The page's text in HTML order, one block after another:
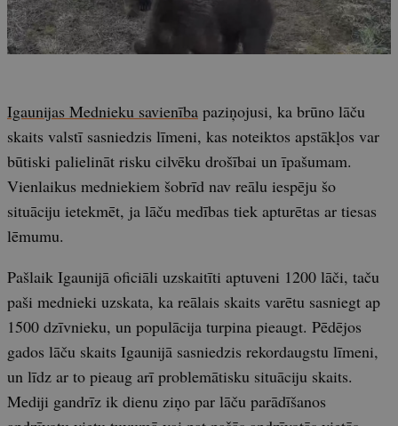
Igaunijas Mednieku savienība paziņojusi, ka brūno lāču
skaits valstī sasniedzis līmeni, kas noteiktos apstākļos var
būtiski palielināt risku cilvēku drošībai un īpašumam.
Vienlaikus medniekiem šobrīd nav reālu iespēju šo
situāciju ietekmēt, ja lāču medības tiek apturētas ar tiesas
lēmumu.
Pašlaik Igaunijā oficiāli uzskaitīti aptuveni 1200 lāči, taču
paši mednieki uzskata, ka reālais skaits varētu sasniegt ap
1500 dzīvnieku, un populācija turpina pieaugt. Pēdējos
gados lāču skaits Igaunijā sasniedzis rekordaugstu līmeni,
un līdz ar to pieaug arī problemātisku situāciju skaits.
Mediji gandrīz ik dienu ziņo par lāču parādīšanos